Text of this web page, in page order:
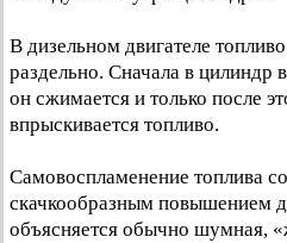
В дизельном двигателе
раздельно. Сначала в цилиндр
он сжимается и только после
впрыскивается топливо.
Самовоспламенение топлива
скачкообразным повышением
объясняется обычно шумная,